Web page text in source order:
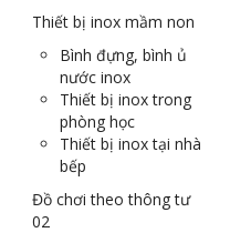
Thiết bị inox mầm non
Bình đựng, bình ủ
nước inox
Thiết bị inox trong
phòng học
Thiết bị inox tại nhà
bếp
Đồ chơi theo thông tư
02